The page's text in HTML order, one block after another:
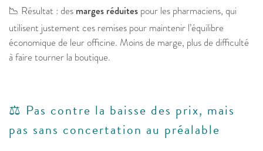
📉 Résultat : des marges réduites pour les pharmaciens, qui
utilisent justement ces remises pour maintenir l’équilibre
économique de leur officine. Moins de marge, plus de difficulté
à faire tourner la boutique.
⚖️ Pas contre la baisse des prix, mais
pas sans concertation au préalable